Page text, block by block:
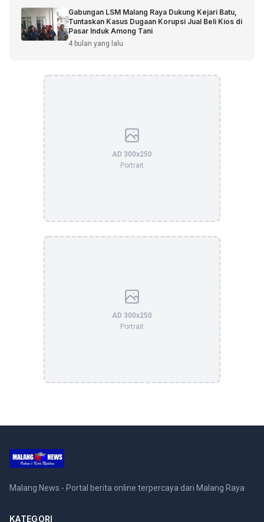
Gabungan LSM Malang Raya Dukung Kejari Batu,
Tuntaskan Kasus Dugaan Korupsi Jual Beli Kios di
Pasar Induk Among Tani
4 bulan yang lalu
AD 300x250
Portrait
AD 300x250
Portrait
Malang News - Portal berita online terpercaya dari Malang Raya
KATEGORI